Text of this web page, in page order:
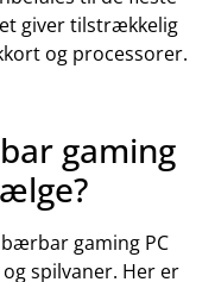
giver tilstrækkelig
og processorer.
gaming
gaming PC
spilvaner. Her er